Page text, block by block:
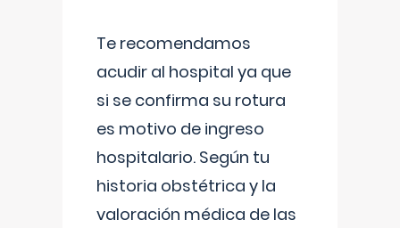
Te recomendamos
acudir al hospital ya que
si se confirma su rotura
es motivo de ingreso
hospitalario. Según tu
historia obstétrica y la
valoración médica de las